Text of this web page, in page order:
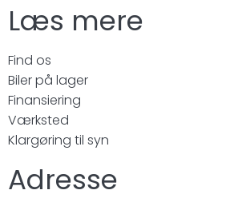
Læs mere
Find os
Biler på lager
Finansiering
Værksted
Klargøring til syn
Adresse